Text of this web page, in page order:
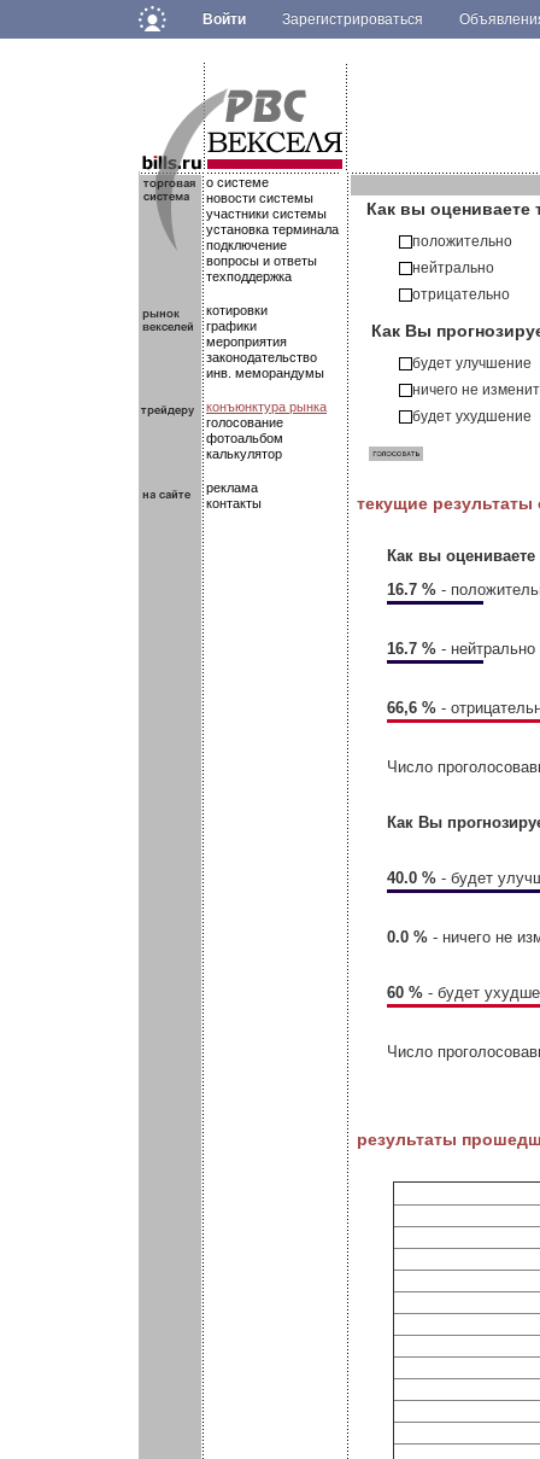
Войти Зарегистрироваться
.
.о системе
новости системы
участники системы
установка терминала
подключение
вопросы и ответы
техподдержка
котировки
графики
мероприятия
законодательство
инв. меморандумы
конъюнктура рынка
голосование
фотоальбом
калькулятор
реклама
контакты
.
Как вы оцениваете
положительно
нейтрально
отрицательно
Как Вы
будет улучшение
ничего не
будет ухудшение
текущие результаты
Как вы
16.7 % -
16.7 % - нейтрально
66,6 % -
Число
Как Вы
40.0 % - будет
0.0 % - ничего не
60 % - будет
Число
результаты